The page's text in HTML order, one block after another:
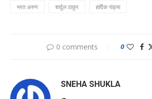
भरत अरुण शार्दुल ठाकुर हार्दिक पांड्या
0 comments 0
SNEHA SHUKLA